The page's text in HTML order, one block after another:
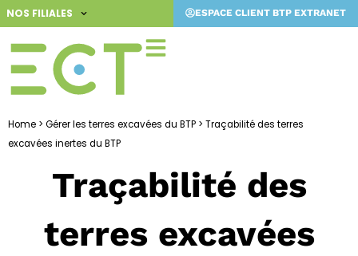
Aller
au
contenu
NOS FILIALES ESPACE CLIENT BTP EXTRANET
Home > Gérer les terres excavées du BTP > Traçabilité des terres
excavées inertes du BTP
Traçabilité des
terres excavées